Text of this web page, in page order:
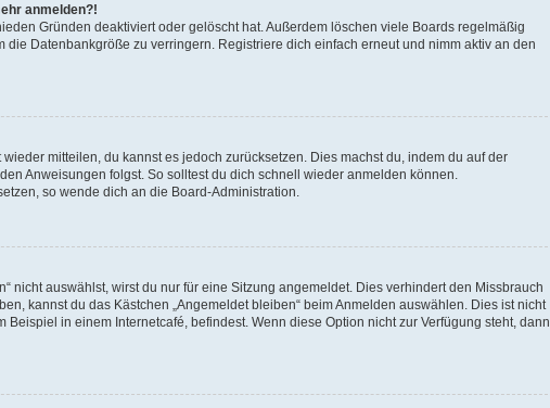
anmelden?!
Gründen deaktiviert oder gelöscht hat. Außerdem löschen viele Boards regelmäßig
Datenbankgröße zu verringern. Registriere dich einfach erneut und nimm aktiv an den
mitteilen, du kannst es jedoch zurücksetzen. Dies machst du, indem du auf der
Anweisungen folgst. So solltest du dich schnell wieder anmelden können.
so wende dich an die Board-Administration.
nicht auswählst, wirst du nur für eine Sitzung angemeldet. Dies verhindert den Missbrauch
kannst du das Kästchen „Angemeldet bleiben“ beim Anmelden auswählen. Dies ist nicht
in einem Internetcafé, befindest. Wenn diese Option nicht zur Verfügung steht, dann